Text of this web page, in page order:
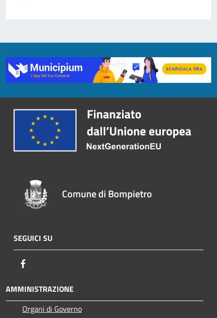
Comune di Bompietro
SEGUICI SU
AMMINISTRAZIONE
Organi di Governo